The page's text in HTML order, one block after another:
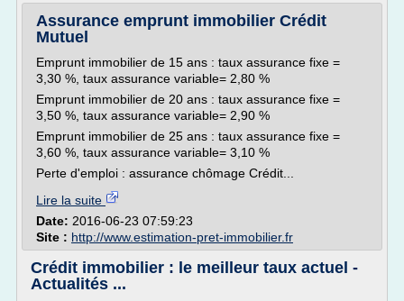
Assurance emprunt immobilier Crédit
Mutuel
Emprunt immobilier de 15 ans : taux assurance fixe =
3,30 %, taux assurance variable= 2,80 %
Emprunt immobilier de 20 ans : taux assurance fixe =
3,50 %, taux assurance variable= 2,90 %
Emprunt immobilier de 25 ans : taux assurance fixe =
3,60 %, taux assurance variable= 3,10 %
Perte d'emploi : assurance chômage Crédit...
Lire la suite
Date: 2016-06-23 07:59:23
Site : http://www.estimation-pret-immobilier.fr
Crédit immobilier : le meilleur taux actuel -
Actualités ...